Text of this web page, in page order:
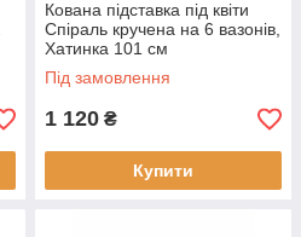
Кована підставка під квіти
Спіраль кручена на 6 вазонів,
Хатинка 101 см
Під замовлення
1 120 ₴
Купити